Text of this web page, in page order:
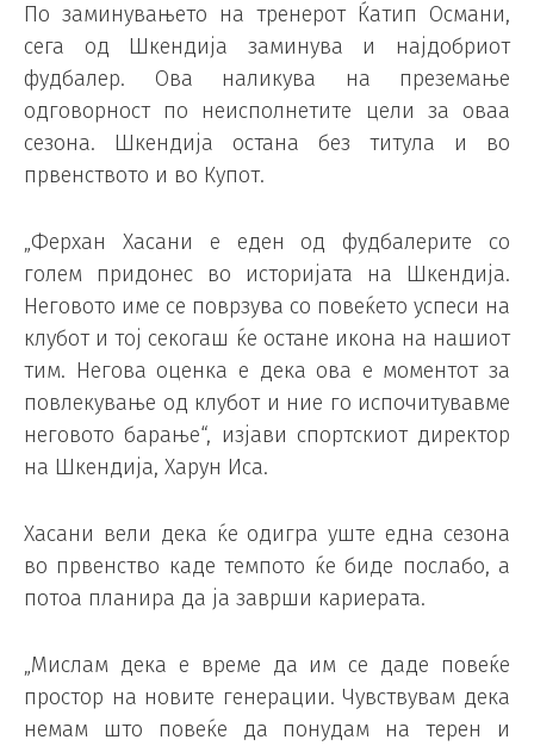
По заминувањето на тренерот Ќатип Османи,
сега од Шкендија заминува и најдобриот
фудбалер. Ова наликува на преземање
одговорност по неисполнетите цели за оваа
сезона. Шкендија остана без титула и во
првенството и во Купот.
„Ферхан Хасани е еден од фудбалерите со
голем придонес во историјата на Шкендија.
Неговото име се поврзува со повеќето успеси на
клубот и тој секогаш ќе остане икона на нашиот
тим. Негова оценка е дека ова е моментот за
повлекување од клубот и ние го испочитувавме
неговото барање“, изјави спортскиот директор
на Шкендија, Харун Иса.
Хасани вели дека ќе одигра уште една сезона
во првенство каде темпото ќе биде послабо, а
потоа планира да ја заврши кариерата.
„Мислам дека е време да им се даде повеќе
простор на новите генерации. Чувствувам дека
немам што повеќе да понудам на терен и